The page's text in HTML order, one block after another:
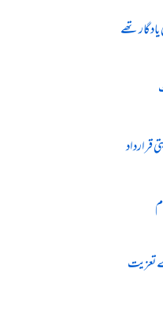
تھے
قرارداد
تعزیت